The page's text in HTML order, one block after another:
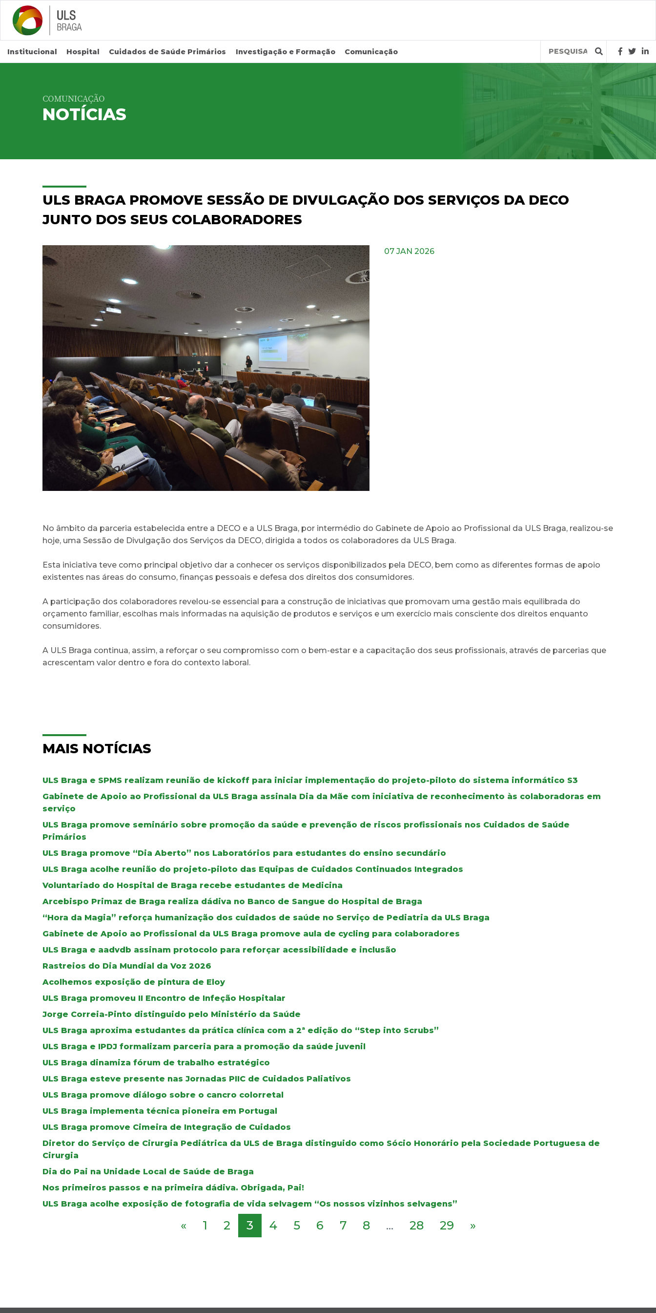
Saltar para conteúdo principal
Institucional Hospital Cuidados de Saúde Primários Investigação e Formação Comunicação
Query
COMUNICAÇÃO
NOTÍCIAS
ULS BRAGA PROMOVE SESSÃO DE DIVULGAÇÃO DOS SERVIÇOS DA DECO
JUNTO DOS SEUS COLABORADORES
07 JAN 2026
No âmbito da parceria estabelecida entre a DECO e a ULS Braga, por intermédio do Gabinete de Apoio ao Profissional da ULS Braga, realizou-se
hoje, uma Sessão de Divulgação dos Serviços da DECO, dirigida a todos os colaboradores da ULS Braga.
Esta iniciativa teve como principal objetivo dar a conhecer os serviços disponibilizados pela DECO, bem como as diferentes formas de apoio
existentes nas áreas do consumo, finanças pessoais e defesa dos direitos dos consumidores.
A participação dos colaboradores revelou-se essencial para a construção de iniciativas que promovam uma gestão mais equilibrada do
orçamento familiar, escolhas mais informadas na aquisição de produtos e serviços e um exercício mais consciente dos direitos enquanto
consumidores.
A ULS Braga continua, assim, a reforçar o seu compromisso com o bem-estar e a capacitação dos seus profissionais, através de parcerias que
acrescentam valor dentro e fora do contexto laboral.
MAIS NOTÍCIAS
ULS Braga e SPMS realizam reunião de kickoff para iniciar implementação do projeto-piloto do sistema informático S3
Gabinete de Apoio ao Profissional da ULS Braga assinala Dia da Mãe com iniciativa de reconhecimento às colaboradoras em
serviço
ULS Braga promove seminário sobre promoção da saúde e prevenção de riscos profissionais nos Cuidados de Saúde
Primários
ULS Braga promove “Dia Aberto” nos Laboratórios para estudantes do ensino secundário
ULS Braga acolhe reunião do projeto-piloto das Equipas de Cuidados Continuados Integrados
Voluntariado do Hospital de Braga recebe estudantes de Medicina
Arcebispo Primaz de Braga realiza dádiva no Banco de Sangue do Hospital de Braga
“Hora da Magia” reforça humanização dos cuidados de saúde no Serviço de Pediatria da ULS Braga
Gabinete de Apoio ao Profissional da ULS Braga promove aula de cycling para colaboradores
ULS Braga e aadvdb assinam protocolo para reforçar acessibilidade e inclusão
Rastreios do Dia Mundial da Voz 2026
Acolhemos exposição de pintura de Eloy
ULS Braga promoveu II Encontro de Infeção Hospitalar
Jorge Correia-Pinto distinguido pelo Ministério da Saúde
ULS Braga aproxima estudantes da prática clínica com a 2ª edição do “Step into Scrubs”
ULS Braga e IPDJ formalizam parceria para a promoção da saúde juvenil
ULS Braga dinamiza fórum de trabalho estratégico
ULS Braga esteve presente nas Jornadas PIIC de Cuidados Paliativos
ULS Braga promove diálogo sobre o cancro colorretal
ULS Braga implementa técnica pioneira em Portugal
ULS Braga promove Cimeira de Integração de Cuidados
Diretor do Serviço de Cirurgia Pediátrica da ULS de Braga distinguido como Sócio Honorário pela Sociedade Portuguesa de
Cirurgia
Dia do Pai na Unidade Local de Saúde de Braga
Nos primeiros passos e na primeira dádiva. Obrigada, Pai!
ULS Braga acolhe exposição de fotografia de vida selvagem “Os nossos vizinhos selvagens”
« 1 2 3 4 5 6 7 8 ... 28 29 »